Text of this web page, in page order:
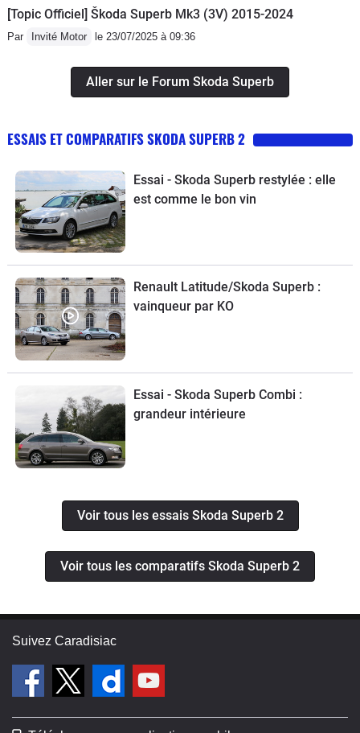
[Topic Officiel] Škoda Superb Mk3 (3V) 2015-2024
Par Invité Motor le 23/07/2025 à 09:36
Aller sur le Forum Skoda Superb
ESSAIS ET COMPARATIFS SKODA SUPERB 2
Essai - Skoda Superb restylée : elle
est comme le bon vin
Renault Latitude/Skoda Superb :
vainqueur par KO
Essai - Skoda Superb Combi :
grandeur intérieure
Voir tous les essais Skoda Superb 2
Voir tous les comparatifs Skoda Superb 2
Suivez Caradisiac